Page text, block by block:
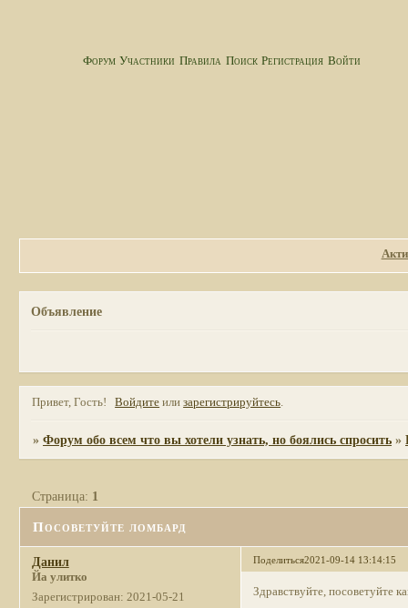
Форум Участники Правила Поиск Регистрация Войти
Объявление
Привет, Гость! Войдите илизарегистрируйтесь.
»Форум обо всем что вы хотели узнать, но боялись спросить »
Посоветуйте ломбард
Страница: 1
Поделиться2021-09-14 13:14:15
Данил
Йа улитко
Зарегистрирован: 2021-05-21
Здравствуйте, посоветуйте